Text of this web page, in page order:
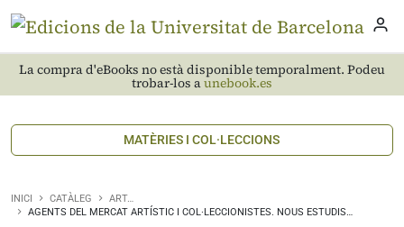
La compra d'eBooks no està disponible temporalment. Podeu
trobar-los aunebook.es
MATÈRIES I COL·LECCIONS
INICI CATÀLEG
ART…
AGENTS DEL MERCAT ARTÍSTIC I COL·LECCIONISTES. NOUS ESTUDIS…